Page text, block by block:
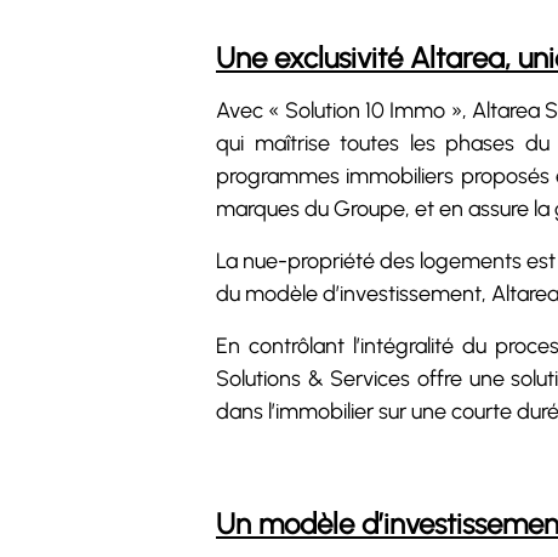
Une exclusivité Altarea,
Avec « Solution 10 Immo », Altarea
qui maîtrise toutes les phases
programmes immobiliers
marques du Groupe, et en assure
La nue-propriété des logements
du modèle d’investissement,
En contrôlant l’intégralité du
Solutions & Services offre une
dans l’immobilier sur une courte
Un modèle